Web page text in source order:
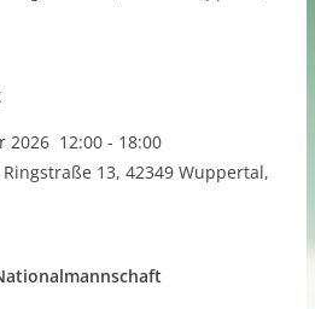
2026 12:00- 18:00
13, 42349 Wuppertal,